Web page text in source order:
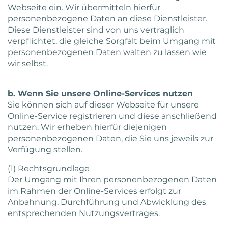
Webseite ein. Wir übermitteln hierfür
personenbezogene Daten an diese Dienstleister.
Diese Dienstleister sind von uns vertraglich
verpflichtet, die gleiche Sorgfalt beim Umgang mit
personenbezogenen Daten walten zu lassen wie
wir selbst.
b. Wenn Sie unsere Online-Services nutzen
Sie können sich auf dieser Webseite für unsere
Online-Service registrieren und diese anschließend
nutzen. Wir erheben hierfür diejenigen
personenbezogenen Daten, die Sie uns jeweils zur
Verfügung stellen.
(1) Rechtsgrundlage
Der Umgang mit Ihren personenbezogenen Daten
im Rahmen der Online-Services erfolgt zur
Anbahnung, Durchführung und Abwicklung des
entsprechenden Nutzungsvertrages.